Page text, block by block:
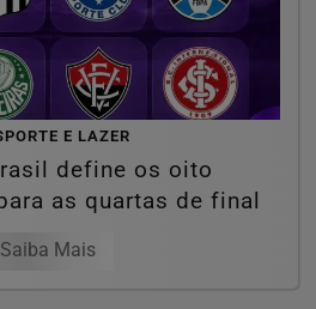
E LAZER
define os oito
as quartas de final
Saiba Mais